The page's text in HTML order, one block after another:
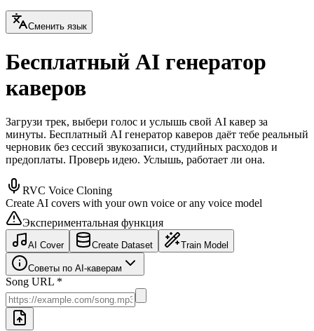
Сменить язык
Бесплатный AI генератор
каверов
Загрузи трек, выбери голос и услышь свой AI кавер за
минуты. Бесплатный AI генератор каверов даёт тебе реальный
черновик без сессий звукозаписи, студийных расходов и
предоплаты. Проверь идею. Услышь, работает ли она.
RVC Voice Cloning
Create AI covers with your own voice or any voice model
Экспериментальная функция
AI Cover Create Dataset Train Model
Советы по AI-каверам
Song URL *